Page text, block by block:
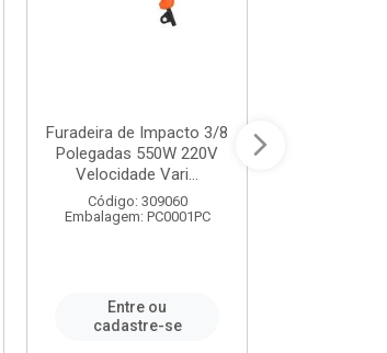
Furadeira de Impacto 3/8
Polegadas 550W 220V
Velocidade Vari...
Código: 309060
Embalagem: PC0001PC
Entre ou
cadastre-se